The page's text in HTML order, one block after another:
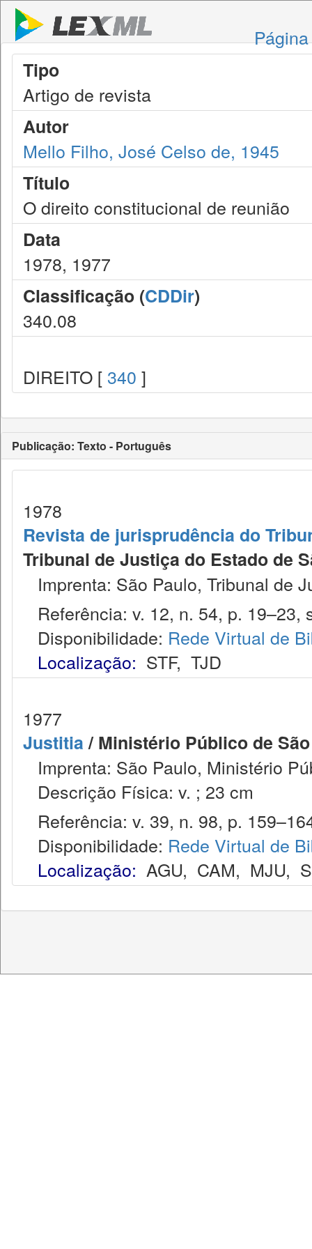
Tipo
Artigo de revista
Autor
Mello Filho, José Celso de, 1945
Título
O direito constitucional de reunião
Data
1978, 1977
Classificação (CDDir)
340.08
DIREITO [ 340 ]
Publicação: Texto - Português
1978
Revista de jurisprudência do
Tribunal de Justiça do Estado de
Imprenta: São Paulo, Tribunal de
Referência: v. 12, n. 54, p. 19–23,
Disponibilidade: Rede Virtual de
Localização: STF, TJD
1977
Justitia/ Ministério Público de
Imprenta: São Paulo, Ministério
Descrição Física: v. ; 23 cm
Referência: v. 39, n. 98, p.
Disponibilidade: Rede Virtual de
Localização: AGU, CAM, MJU,